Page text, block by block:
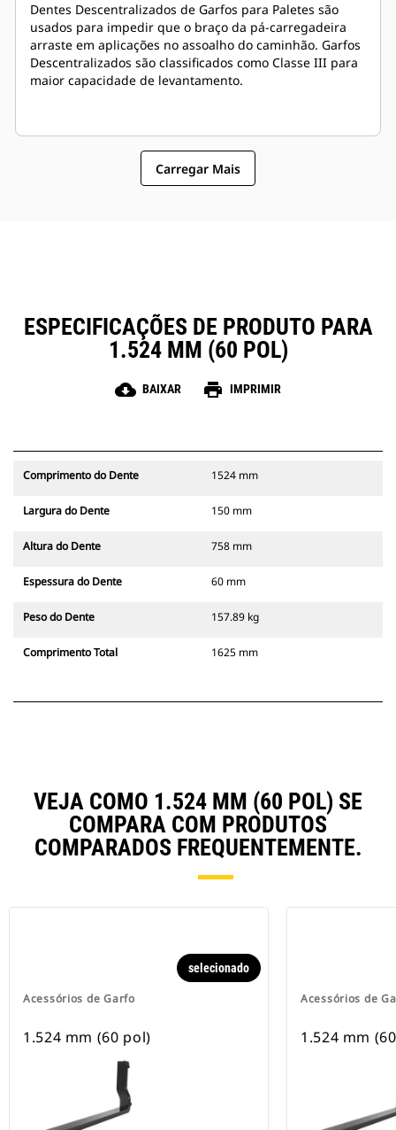
Dentes Descentralizados de Garfos para Paletes são
usados para impedir que o braço da pá-carregadeira
arraste em aplicações no assoalho do caminhão. Garfos
Descentralizados são classificados como Classe III para
maior capacidade de levantamento.
Carregar Mais
ESPECIFICAÇÕES DE PRODUTO PARA
1.524 MM (60 POL)
cloud_download BAIXAR print IMPRIMIR
Comprimento do Dente 1524 mm
Largura do Dente 150 mm
Altura do Dente 758 mm
Espessura do Dente 60 mm
Peso do Dente 157.89 kg
Comprimento Total 1625 mm
VEJA COMO 1.524 MM (60 POL) SE
COMPARA COM PRODUTOS
COMPARADOS FREQUENTEMENTE.
Acessórios de Garfo
selecionado
1.524 mm (60 pol)
Acessórios de
1.524 mm